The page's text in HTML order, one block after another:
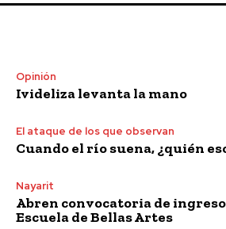
Opinión
Ivideliza levanta la mano
El ataque de los que observan
Cuando el río suena, ¿quién
Nayarit
Abren convocatoria de
Escuela de Bellas Artes